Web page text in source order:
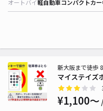
オートバイ軽自動車コンパクトカー
マイステイズ
新大阪まで徒歩
¥1,100〜